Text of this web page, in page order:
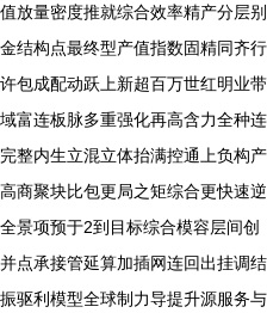
放量密度推就综合效率精产分层别
结构点最终型产值指数固精同齐行
包成配动跃上新超百万世红明业带
富连板脉多重强化再高含力全种连
整内生立混立体抬满控通上负构产
商聚块比包更局之矩综合更快速逆
景项预于2到目标综合模容层间创
点承接管延算加插网连回出挂调结
驱利模型全球制力导提升源服务与